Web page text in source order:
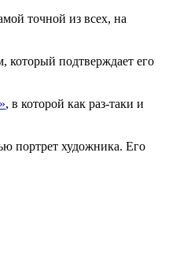
точной из всех, на
который подтверждает его
, в которой как раз-таки и
портрет художника. Его